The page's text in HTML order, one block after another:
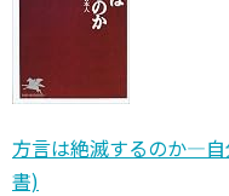
方言は絶滅するのか―
書)